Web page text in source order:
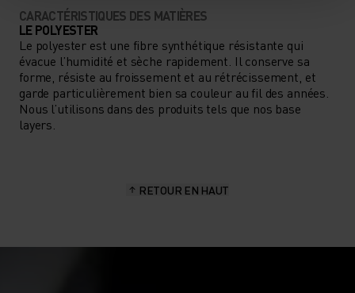
POUVEZ INTENSIFIER VOS
EFFORTS EN TOUTE
CONFIANCE. NE SACRIFIEZ NI
LE CONFORT NI LA
FRAÎCHEUR QUAND VOUS
DÉBARDEUR ESSENTIALS
CARACTÉRISTIQUES DES MATIÈRES
LE POLYESTER
Le polyester est une fibre synthétique résistante qui
évacue l’humidité et sèche rapidement. Il conserve sa
forme, résiste au froissement et au rétrécissement, et
garde particulièrement bien sa couleur au fil des années.
Nous l’utilisons dans des produits tels que nos base
layers.
RETOUR EN HAUT